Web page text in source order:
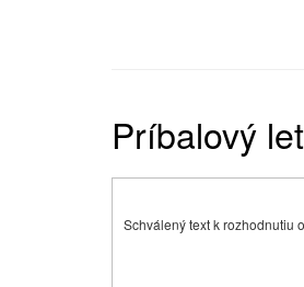
Príbalový
Schválený text k rozhodnutiu